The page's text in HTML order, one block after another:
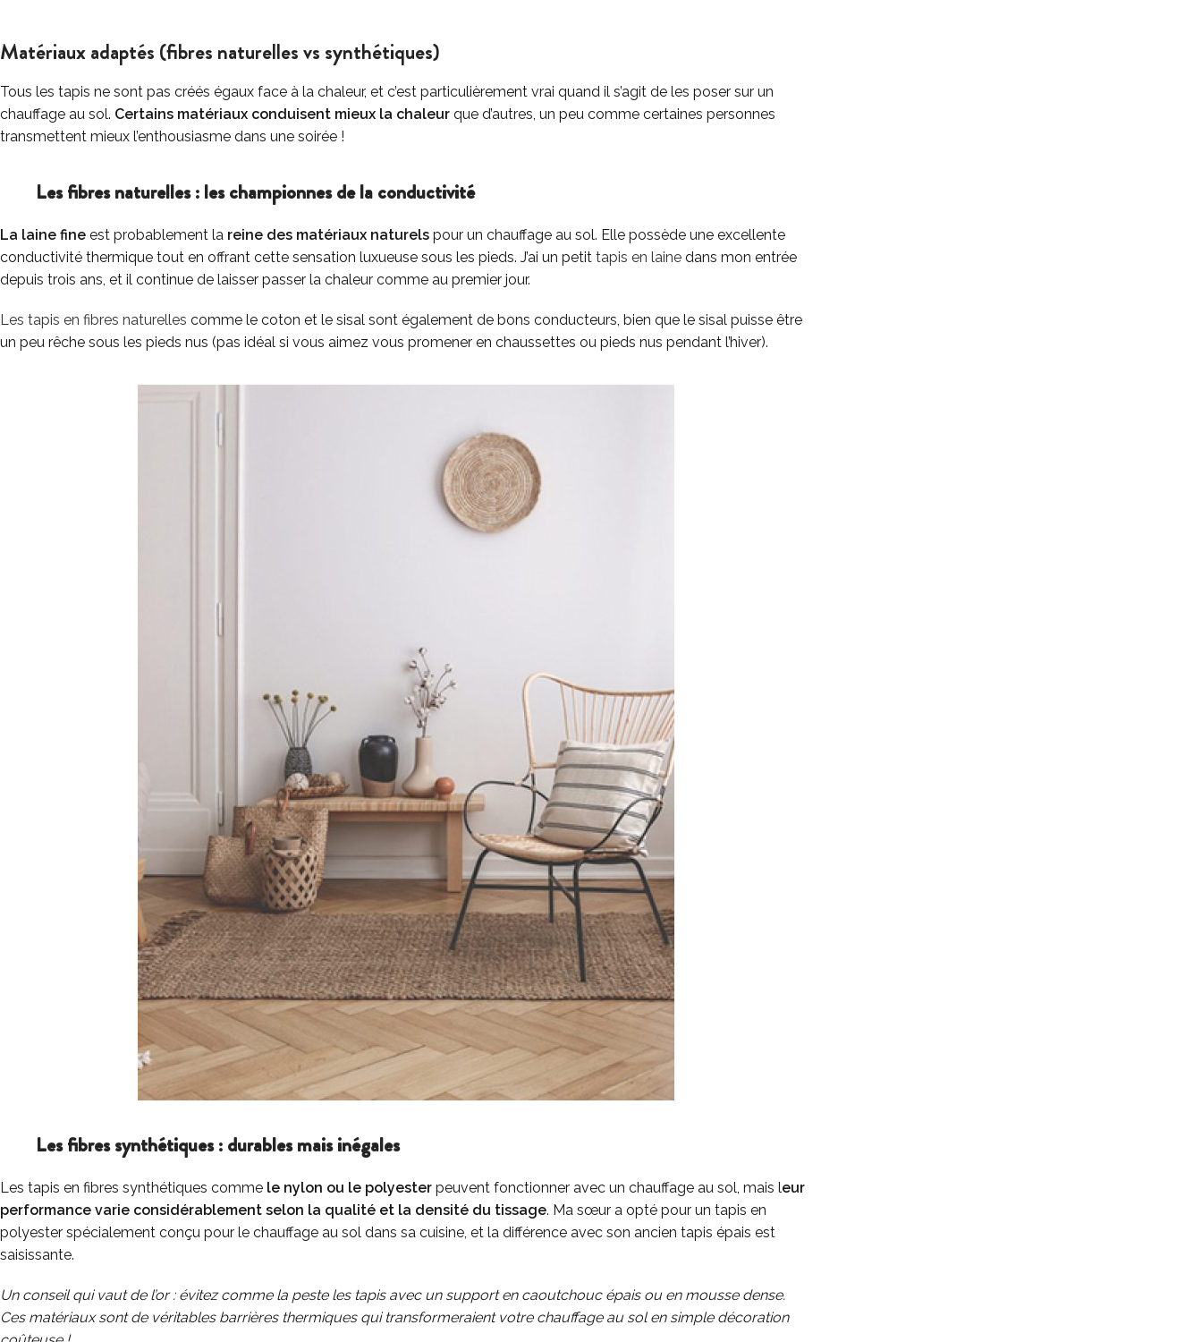
Matériaux adaptés (fibres naturelles vs synthétiques)
Tous les tapis ne sont pas créés égaux face à la chaleur, et c’est particulièrement vrai quand il s’agit de les poser sur un
chauffage au sol. Certains matériaux conduisent mieux la chaleur que d’autres, un peu comme certaines personnes
transmettent mieux l’enthousiasme dans une soirée !
Les fibres naturelles : les championnes de la conductivité
La laine fine est probablement la reine des matériaux naturels pour un chauffage au sol. Elle possède une excellente
conductivité thermique tout en offrant cette sensation luxueuse sous les pieds. J’ai un petit tapis en laine dans mon entrée
depuis trois ans, et il continue de laisser passer la chaleur comme au premier jour.
Les tapis en fibres naturelles comme le coton et le sisal sont également de bons conducteurs, bien que le sisal puisse être
un peu rêche sous les pieds nus (pas idéal si vous aimez vous promener en chaussettes ou pieds nus pendant l’hiver).
Les fibres synthétiques : durables mais inégales
Les tapis en fibres synthétiques comme le nylon ou le polyester peuvent fonctionner avec un chauffage au sol, mais leur
performance varie considérablement selon la qualité et la densité du tissage. Ma sœur a opté pour un tapis en
polyester spécialement conçu pour le chauffage au sol dans sa cuisine, et la différence avec son ancien tapis épais est
saisissante.
Un conseil qui vaut de l’or : évitez comme la peste les tapis avec un support en caoutchouc épais ou en mousse dense.
Ces matériaux sont de véritables barrières thermiques qui transformeraient votre chauffage au sol en simple décoration